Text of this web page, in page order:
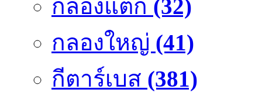
กลองแต็ก (32)
กลองใหญ่ (41)
กีตาร์เบส (381)